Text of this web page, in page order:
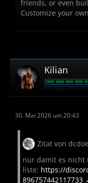
friends, or even
Customize your
Kilian
30. Mai 2026 um 20:43
Zitat von
nur damit es nicht
liste: https://
896757442117733